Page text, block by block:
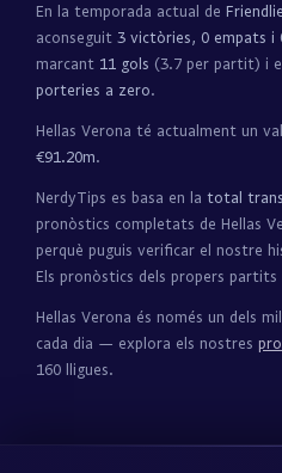
En la temporada actual de
aconseguit 3 victòries, 0 empats i
marcant 11 gols (3.7 per partit) i
porteries a zero.
Hellas Verona té actualment un
€91.20m.
NerdyTips es basa en la total
pronòstics completats de Hellas
perquè puguis verificar el nostre
Els pronòstics dels propers partits
Hellas Verona és només un dels
cada dia — explora els nostres
160 lligues.